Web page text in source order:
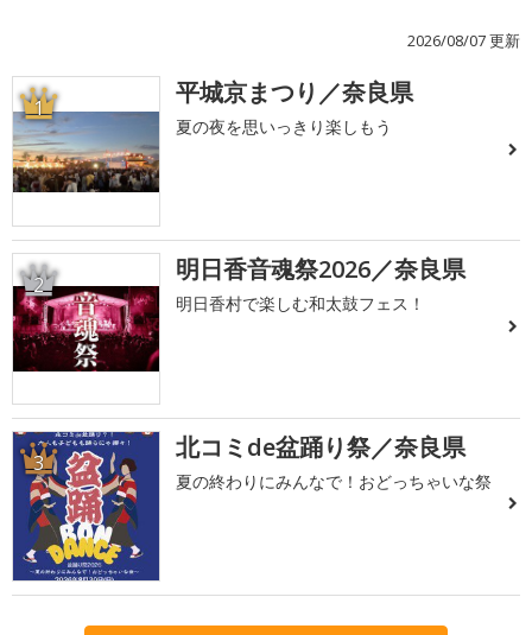
2026/08/07 更新
1 平城京まつり／奈良県
夏の夜を思いっきり楽しもう
2 明日香音魂祭2026／奈良県
明日香村で楽しむ和太鼓フェス！
3 北コミde盆踊り祭／奈良県
夏の終わりにみんなで！おどっちゃいな祭